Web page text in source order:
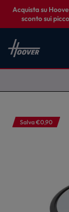
Acquista su
sconto sui
Salva €0,90